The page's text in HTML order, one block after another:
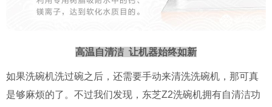
高温自清洁 让机器始终如新
如果洗碗机洗过碗之后，还需要手动来清洗洗碗机，那可真
是够麻烦的了。不过我们发现，东芝Z2洗碗机拥有自清洁功